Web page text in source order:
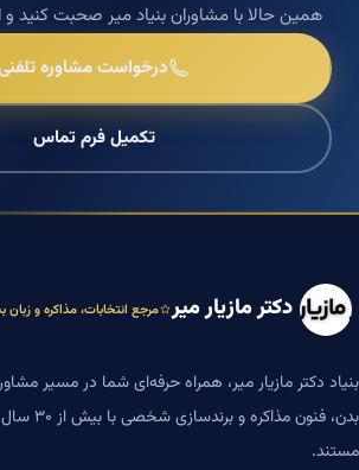
همین حالا با مشاوران بنیاد میر صحبت کنید و
درخواست مشاوره
تکمیل فرم تماس
دکتر مازیار میر مرجع انتخابات، مذاکره و زبان
بنیاد دکتر مازیار میر، همراه حرفه‌ای شما در مسیر
بدن، فنون
مستند.